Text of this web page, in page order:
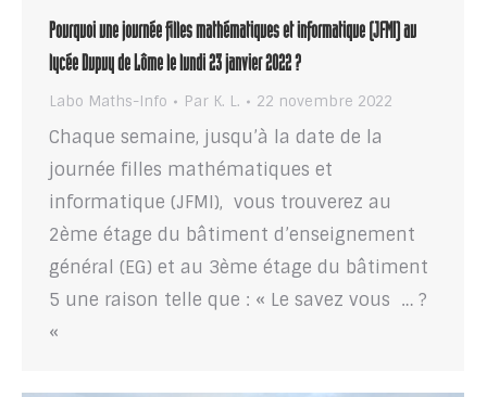
Pourquoi une journée filles mathématiques et informatique (JFMI) au
lycée Dupuy de Lôme le lundi 23 janvier 2022 ?
Labo Maths-Info Par K. L. 22 novembre 2022
Chaque semaine, jusqu’à la date de la
journée filles mathématiques et
informatique (JFMI), vous trouverez au
2ème étage du bâtiment d’enseignement
général (EG) et au 3ème étage du bâtiment
5 une raison telle que : « Le savez vous … ?
«